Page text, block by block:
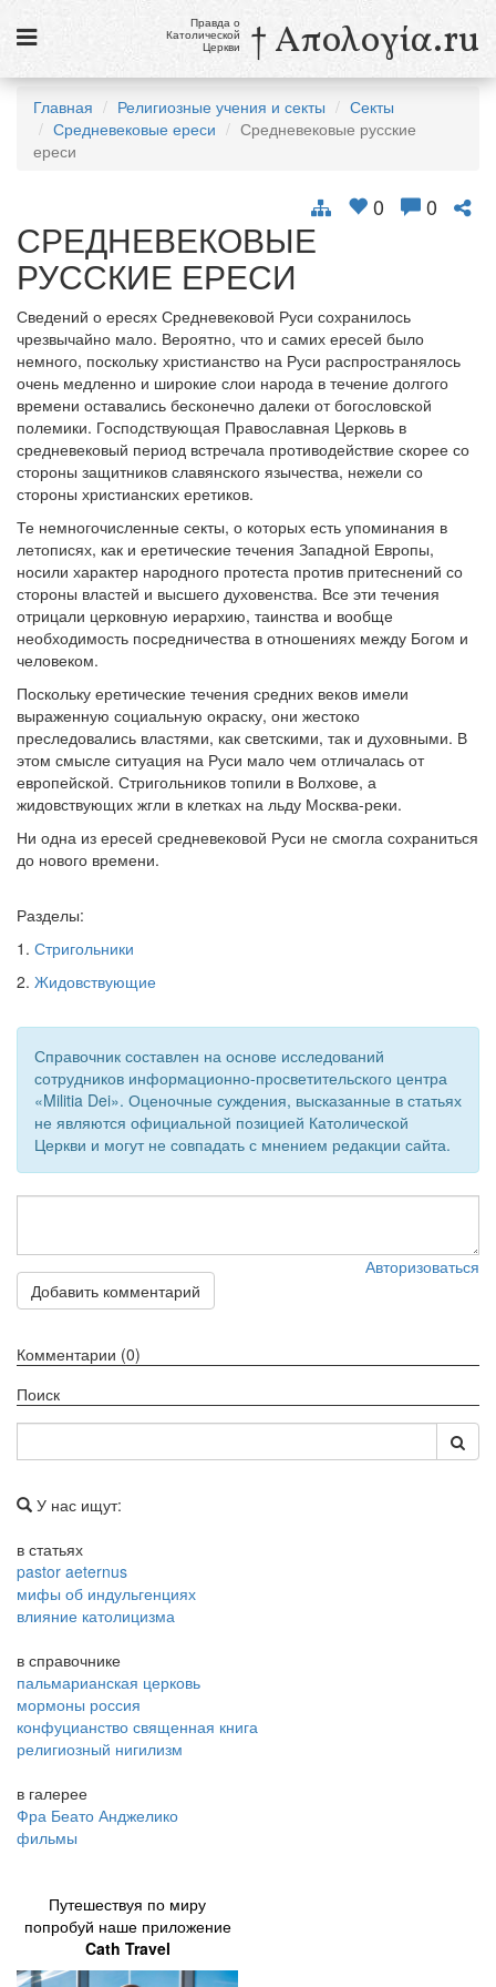
Новости
Галерея
Викторины
Ссылки
Религиозные учения и секты, справочник
6 августа
Преображение Господне
см. календарь
Обратная связь
mail@apologia.ru
Отправить сообщение
Вход
Правда о
Католической
Церкви † Απολογία.ru
Главная Религиозные учения и секты
Секты
Средневековые ереси
Средневековые русские
ереси
0 0
СРЕДНЕВЕКОВЫЕ
РУССКИЕ ЕРЕСИ
Сведений о ересях Средневековой Руси сохранилось
чрезвычайно мало. Вероятно, что и самих ересей было
немного, поскольку христианство на Руси распространялось
очень медленно и широкие слои народа в течение долгого
времени оставались бесконечно далеки от богословской
полемики. Господствующая Православная Церковь в
средневековый период встречала противодействие скорее со
стороны защитников славянского язычества, нежели со
стороны христианских еретиков.
Те немногочисленные секты, о которых есть упоминания в
летописях, как и еретические течения Западной Европы,
носили характер народного протеста против притеснений со
стороны властей и высшего духовенства. Все эти течения
отрицали церковную иерархию, таинства и вообще
необходимость посредничества в отношениях между Богом и
человеком.
Поскольку еретические течения средних веков имели
выраженную социальную окраску, они жестоко
преследовались властями, как светскими, так и духовными. В
этом смысле ситуация на Руси мало чем отличалась от
европейской. Стригольников топили в Волхове, а
жидовствующих жгли в клетках на льду Москва-реки.
Ни одна из ересей средневековой Руси не смогла сохраниться
до нового времени.
Разделы:
1. Стригольники
2. Жидовствующие
Справочник составлен на основе исследований
сотрудников информационно-просветительского центра
«Militia Dei». Оценочные суждения, высказанные в статьях
не являются официальной позицией Католической
Церкви и могут не совпадать с мнением редакции сайта.
Авторизоваться
Добавить комментарий
Комментарии (0)
Поиск
У нас ищут:
в статьях
pastor aeternus
мифы об индульгенциях
влияние католицизма
в справочнике
пальмарианская церковь
мормоны россия
конфуцианство священная книга
религиозный нигилизм
в галерее
Фра Беато Анджелико
фильмы
Путешествуя по миру
попробуй наше приложение
Cath Travel